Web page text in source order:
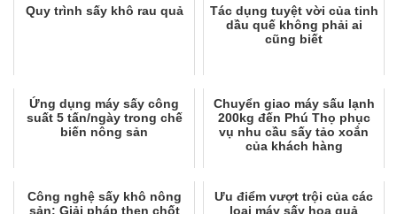
Quy trình sấy khô rau quả
Tác dụng tuyệt vời của tinh
dầu quế không phải ai
cũng biết
Ứng dụng máy sấy công
suất 5 tấn/ngày trong chế
biến nông sản
Chuyển giao máy sấu lạnh
200kg đến Phú Thọ phục
vụ nhu cầu sấy tảo xoắn
của khách hàng
Công nghệ sấy khô nông
sản: Giải pháp then chốt
Ưu điểm vượt trội của các
loại máy sấy hoa quả